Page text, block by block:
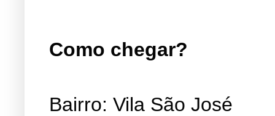
Como chegar?
Bairro: Vila São José